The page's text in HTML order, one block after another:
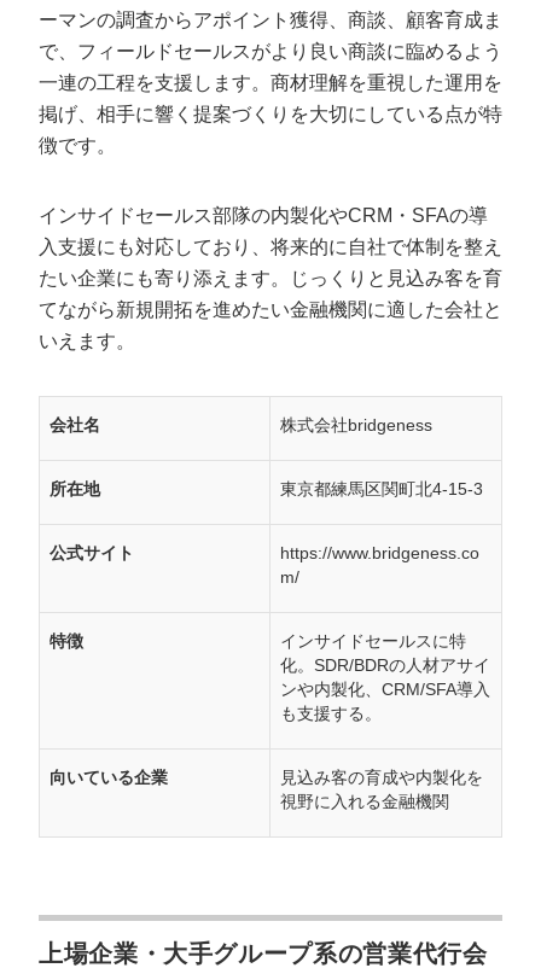
ーマンの調査からアポイント獲得、商談、顧客育成ま
で、フィールドセールスがより良い商談に臨めるよう
一連の工程を支援します。商材理解を重視した運用を
掲げ、相手に響く提案づくりを大切にしている点が特
徴です。
インサイドセールス部隊の内製化やCRM・SFAの導
入支援にも対応しており、将来的に自社で体制を整え
たい企業にも寄り添えます。じっくりと見込み客を育
てながら新規開拓を進めたい金融機関に適した会社と
いえます。
会社名 株式会社bridgeness
所在地 東京都練馬区関町北4-15-3
公式サイト
https://www.bridgeness.co
m/
特徴
インサイドセールスに特
化。SDR/BDRの人材アサイ
ンや内製化、CRM/SFA導入
も支援する。
向いている企業
見込み客の育成や内製化を
視野に入れる金融機関
上場企業・大手グループ系の営業代行会